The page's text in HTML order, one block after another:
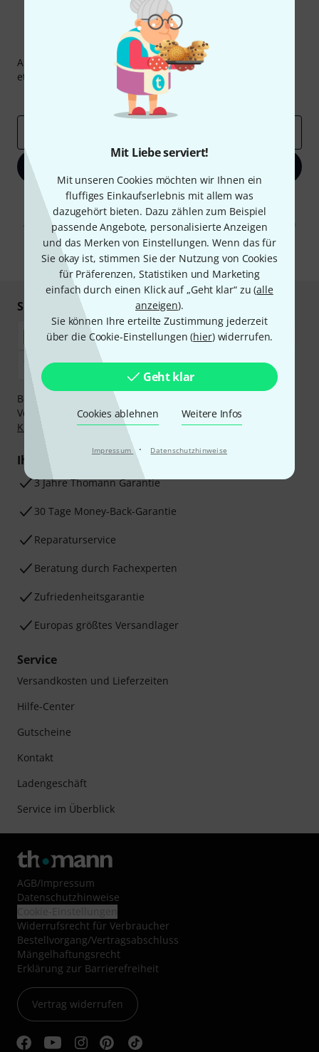
Mit Liebe serviert!
Mit unseren Cookies möchten wir Ihnen ein
fluffiges Einkaufserlebnis mit allem was
dazugehört bieten. Dazu zählen zum Beispiel
passende Angebote, personalisierte Anzeigen
und das Merken von Einstellungen. Wenn das für
Sie okay ist, stimmen Sie der Nutzung von Cookies
für Präferenzen, Statistiken und Marketing
einfach durch einen Klick auf „Geht klar“ zu (alle
anzeigen).
Sie können Ihre erteilte Zustimmung jederzeit
über die Cookie-Einstellungen (hier) widerrufen.
Geht klar
Cookies ablehnen Weitere Infos
Impressum · Datenschutzhinweise
Thomann Newsletter
Abonniere den Thomann Newsletter und gewinne mit
etwas Glück einen von
50 Gutscheinen
Inspirierende Beiträge
Deals
Mit Klick auf „Jetzt anmelden“ stimmen Sie dem Erhalt von E-Mail-
Werbung und einer Messung des E-Mail-Nutzungsverhaltens zu. Die
Abmeldung ist jederzeit möglich. Weitere Informationen finden Sie in
unseren Datenschutzhinweisen
* Pflichtfeld
Sicher einkaufen & bezahlen
Bezahlen Sie vertraulich und sicher per Nachnahme,
Vorkasse, PayPal, Amazon Pay,
Klarna Sofort bezahlen
Klarna Ratenzahlungoder Kreditkarte.
Ihre Vorteile
3 Jahre Thomann Garantie
30 Tage Money-Back-Garantie
Reparaturservice
Beratung durch Fachexperten
Zufriedenheitsgarantie
Europas größtes Versandlager
Service
Versandkosten und Lieferzeiten
Hilfe-Center
Gutscheine
Kontakt
Ladengeschäft
Service im Überblick
AGB/Impressum
Datenschutzhinweise
Widerrufsrecht für Verbraucher
Bestellvorgang/Vertragsabschluss
Mängelhaftungsrecht
Erklärung zur Barrierefreiheit
Vertrag widerrufen